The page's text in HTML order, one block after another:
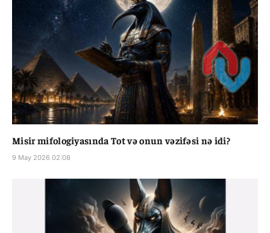
Misir mifologiyasında Tot və onun vəzifəsi nə idi?
9 May 2026 02:08